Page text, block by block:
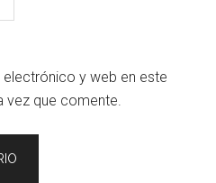
y web en este
vez que comente.